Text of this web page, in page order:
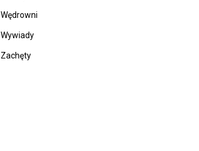
Wędrowni
Wywiady
Zachęty